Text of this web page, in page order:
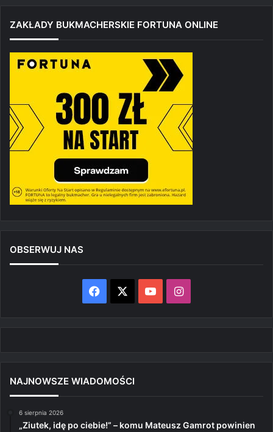
ZAKŁADY BUKMACHERSKIE FORTUNA ONLINE
OBSERWUJ NAS
Facebook YouTubeInstagram
NAJNOWSZE WIADOMOŚCI
6 sierpnia 2026
„Ziutek, idę po ciebie!” – komu Mateusz Gamrot powinien